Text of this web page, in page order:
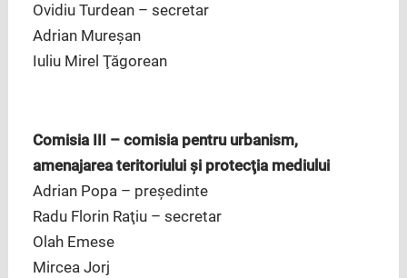
Ovidiu Turdean – secretar
Adrian Mureşan
Iuliu Mirel Ţăgorean
Comisia III – comisia pentru urbanism,
amenajarea teritoriului şi protecţia mediului
Adrian Popa – preşedinte
Radu Florin Raţiu – secretar
Olah Emese
Mircea Jorj